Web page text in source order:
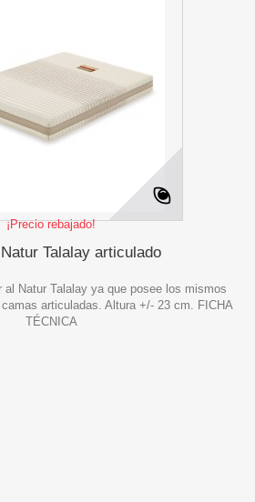
¡Precio rebajado!
Talalay articulado
Natur Talalay ya que posee los mismos
articuladas. Altura +/- 23 cm. FICHA
TÉCNICA